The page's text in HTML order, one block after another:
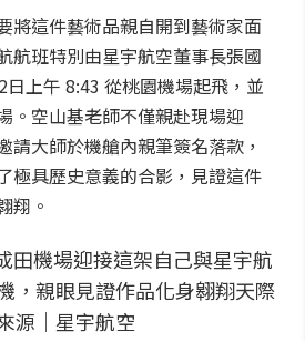
將這件藝術品親自開到藝術家面
航班特別由星宇航空董事長張國
上午 8:43 從桃園機場起飛，並
。空山基老師不僅親赴現場迎
請大師於機艙內親筆簽名落款，
極具歷史意義的合影，見證這件
翔。